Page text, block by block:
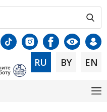
RU BY EN